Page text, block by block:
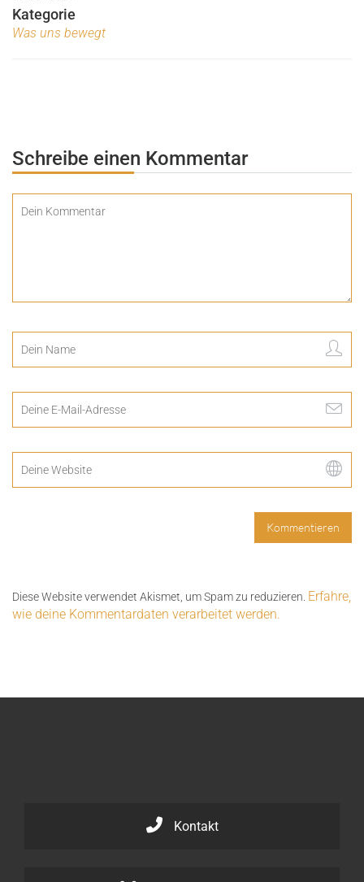
Kategorie
Was uns bewegt
Schreibe einen Kommentar
Diese Website verwendet Akismet, um Spam zu reduzieren. Erfahre,
wie deine Kommentardaten verarbeitet werden.
Kontakt